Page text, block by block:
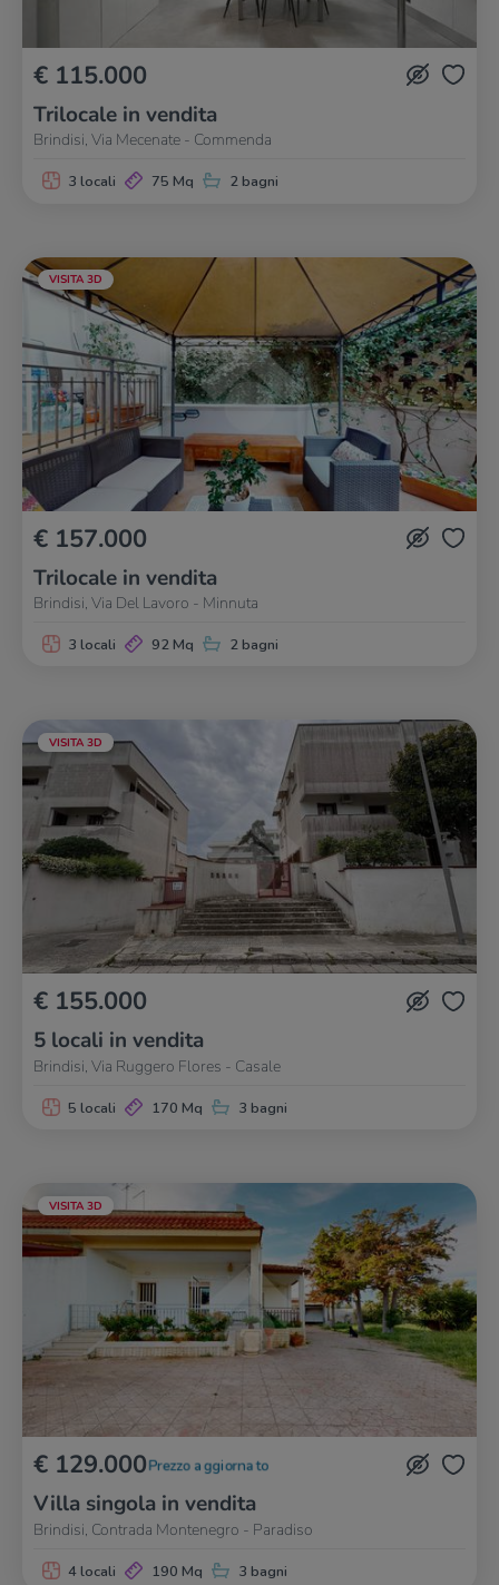
€ 115.000
Trilocale in vendita
Brindisi, Via Mecenate - Commenda
3 locali 75 Mq 2 bagni
VISITA 3D
€ 157.000
Trilocale in vendita
Brindisi, Via Del Lavoro - Minnuta
3 locali 92 Mq 2 bagni
VISITA 3D
€ 155.000
5 locali in vendita
Brindisi, Via Ruggero Flores - Casale
5 locali 170 Mq 3 bagni
VISITA 3D
€ 129.000 Prezzo aggiornato
Villa singola in vendita
Brindisi, Contrada Montenegro - Paradiso
4 locali 190 Mq 3 bagni